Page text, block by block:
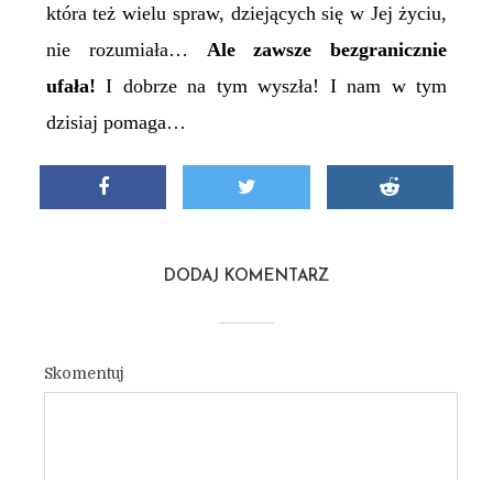
która też wielu spraw, dziejących się w Jej życiu,
nie rozumiała… Ale zawsze bezgranicznie
ufała! I dobrze na tym wyszła! I nam w tym
dzisiaj pomaga…
DODAJ KOMENTARZ
Skomentuj